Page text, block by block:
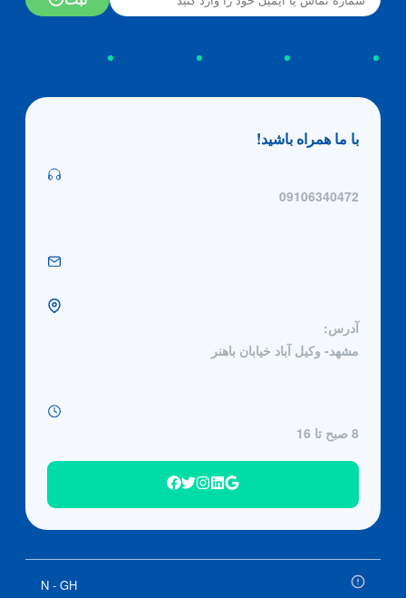
با ما همراه باشید!
09106340472
آدرس:
مشهد- وکیل آباد خیابان باهنر
8 صبح تا 16
N - GH